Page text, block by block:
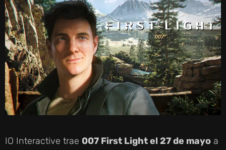
IO Interactive trae 007 First Light el 27 de mayo a